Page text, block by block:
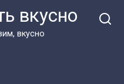
вкусно
вкусно